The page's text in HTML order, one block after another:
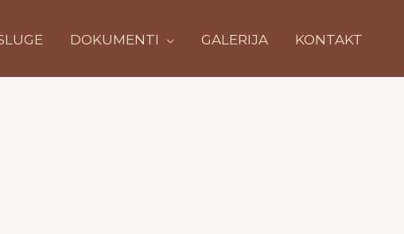
DOKUMENTI GALERIJA KONTAKT